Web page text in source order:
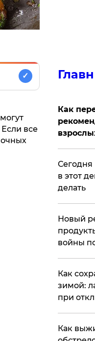
✓
все
Как
​Сегодня
в этот
делать
Новый
войны
​Как
зимой:
при
Как